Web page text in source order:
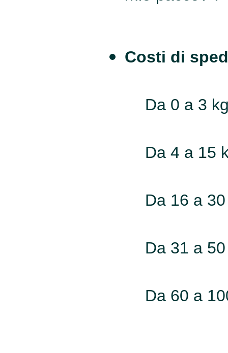
Costi di
Da 0 a 3
Da 4 a 15
Da 16 a
Da 31 a
Da 60 a